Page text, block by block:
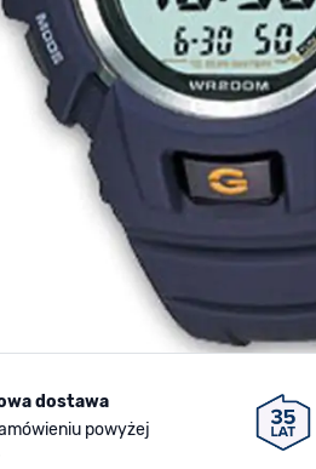
dostawa
powyżej